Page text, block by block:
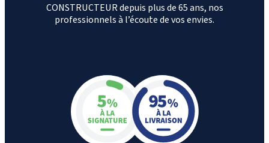
CONSTRUCTEUR depuis plus de 65 ans, nos
professionnels à l’écoute de vos envies.